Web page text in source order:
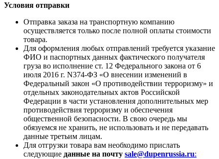
Условия отправки
Отправка заказа на транспортную компанию
осуществляется только после полной оплаты стоимости
товара.
Для оформления любых отправлений требуется указание
ФИО и паспортных данных фактического получателя
груза во исполнение ст. 12 Федерального закона от 6
июля 2016 г. N374-ФЗ «О внесении изменений в
Федеральный закон «О противодействии терроризму» и
отдельных законодательных актов Российской
Федерации в части установления дополнительных мер
противодействия терроризму и обеспечения
общественной безопасности. В свою очередь мы
обязуемся не хранить, не использовать и не передавать
данные третьим лицам.
Для отгрузки товара вам необходимо прислать
следующие данные на почту sale@dupenrussia.ru: